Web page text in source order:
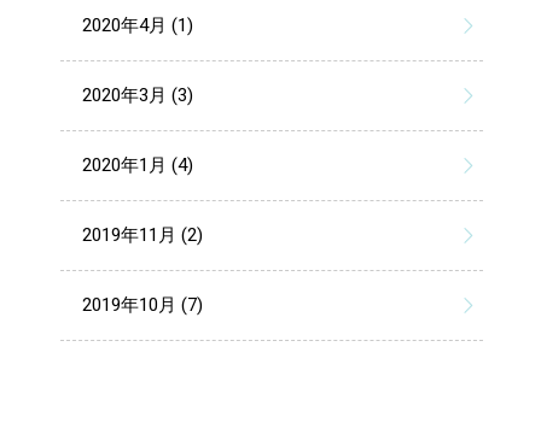
2020年4月 (1)
2020年3月 (3)
2020年1月 (4)
2019年11月 (2)
2019年10月 (7)